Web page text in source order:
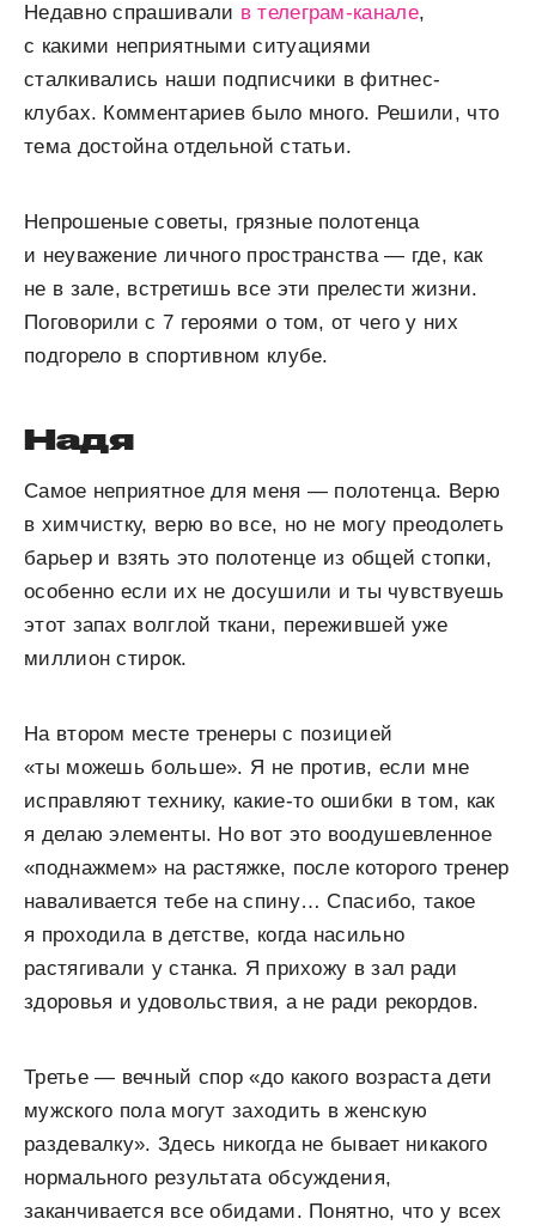
Недавно спрашивали в телеграм-канале,
с какими неприятными ситуациями
сталкивались наши подписчики в фитнес-
клубах. Комментариев было много. Решили, что
тема достойна отдельной статьи.
Непрошеные советы, грязные полотенца
и неуважение личного пространства — где, как
не в зале, встретишь все эти прелести жизни.
Поговорили с 7 героями о том, от чего у них
подгорело в спортивном клубе.
Надя
Самое неприятное для меня — полотенца. Верю
в химчистку, верю во все, но не могу преодолеть
барьер и взять это полотенце из общей стопки,
особенно если их не досушили и ты чувствуешь
этот запах волглой ткани, пережившей уже
миллион стирок.
На втором месте тренеры с позицией
«ты можешь больше». Я не против, если мне
исправляют технику, какие-то ошибки в том, как
я делаю элементы. Но вот это воодушевленное
«поднажмем» на растяжке, после которого тренер
наваливается тебе на спину… Спасибо, такое
я проходила в детстве, когда насильно
растягивали у станка. Я прихожу в зал ради
здоровья и удовольствия, а не ради рекордов.
Третье — вечный спор «до какого возраста дети
мужского пола могут заходить в женскую
раздевалку». Здесь никогда не бывает никакого
нормального результата обсуждения,
заканчивается все обидами. Понятно, что у всех